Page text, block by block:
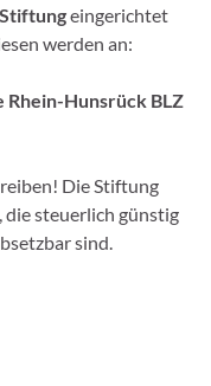
eingerichtet
werden an:
Rhein-Hunsrück BLZ
Die Stiftung
steuerlich günstig
sind.